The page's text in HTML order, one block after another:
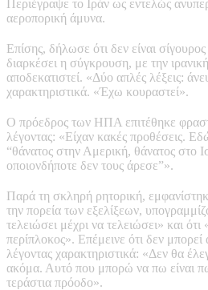
Περιέγραψε το Ιράν ως εντελώς
αεροπορική άμυνα.
Επίσης, δήλωσε ότι δεν είναι
διαρκέσει η σύγκρουση, με την
αποδεκατιστεί. «Δύο απλές λέξεις:
χαρακτηριστικά. «Έχω κουραστεί».
Ο πρόεδρος των ΗΠΑ επιτέθηκε
λέγοντας: «Είχαν κακές προθέσεις.
“θάνατος στην Αμερική, θάνατος στο
οποιονδήποτε δεν τους άρεσε”».
Παρά τη σκληρή ρητορική,
την πορεία των εξελίξεων,
τελειώσει μέχρι να τελειώσει» και
περίπλοκος». Επέμεινε ότι δεν μπορεί
λέγοντας χαρακτηριστικά: «Δεν θα
ακόμα. Αυτό που μπορώ να πω είναι
τεράστια πρόοδο».